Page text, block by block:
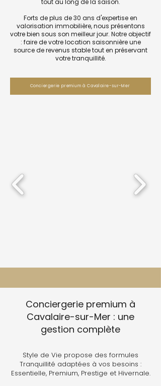
tout au long de la saison.
Forts de plus de 30 ans d'expertise en
valorisation immobilière, nous présentons
votre bien sous son meilleur jour. Notre objectif
: faire de votre location saisonnière une
source de revenus stable tout en préservant
votre tranquillité.
Conciergerie premium à Cavalaire-sur-Mer
Conciergerie premium à
Cavalaire-sur-Mer : une
gestion complète
Style de Vie propose des formules
Tranquillité adaptées à vos besoins :
Essentielle, Premium, Prestige et Hivernale.